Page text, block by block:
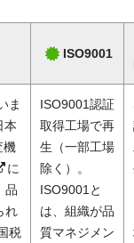
ISO9001
ま
本
機
に
品
れ
税
ISO9001認証
取得工場で再
生（一部工場
除く）。
ISO9001と
は、組織が品
質マネジメン